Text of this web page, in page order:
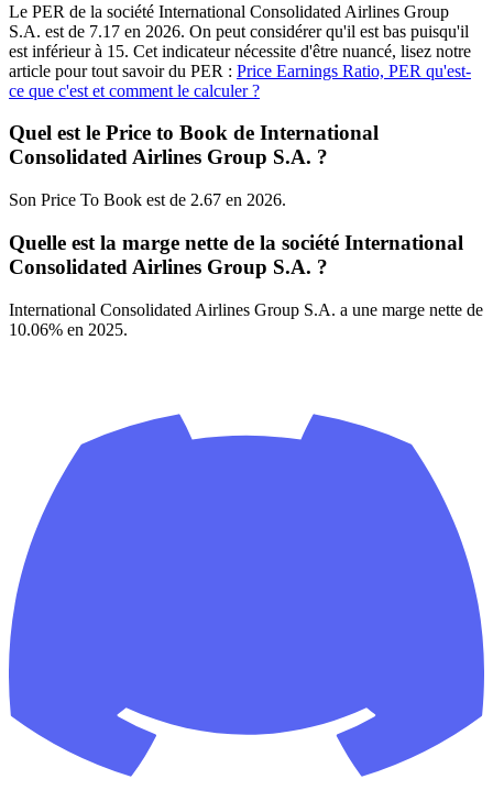
Le PER de la société International Consolidated Airlines Group
S.A. est de 7.17 en 2026. On peut considérer qu'il est bas puisqu'il
est inférieur à 15. Cet indicateur nécessite d'être nuancé, lisez notre
article pour tout savoir du PER : Price Earnings Ratio, PER qu'est-
ce que c'est et comment le calculer ?
Quel est le Price to Book de International
Consolidated Airlines Group S.A. ?
Son Price To Book est de 2.67 en 2026.
Quelle est la marge nette de la société International
Consolidated Airlines Group S.A. ?
International Consolidated Airlines Group S.A. a une marge nette de
10.06% en 2025.